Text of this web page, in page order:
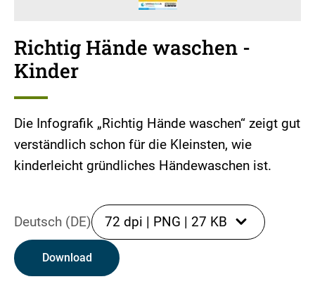
Richtig Hände waschen -
Kinder
Die Infografik „Richtig Hände waschen“ zeigt gut
verständlich schon für die Kleinsten, wie
kinderleicht gründliches Händewaschen ist.
Deutsch (DE) 72 dpi | PNG | 27 KB
Download